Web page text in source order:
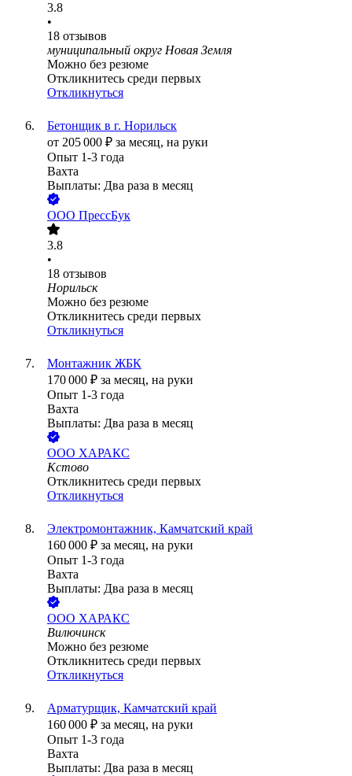
3.8
•
18 отзывов
муниципальный округ Новая Земля
Можно без резюме
Откликнитесь среди первых
Откликнуться
Бетонщик в г. Норильск
от 205 000 ₽ за месяц, на руки
Опыт 1-3 года
Вахта
Выплаты: Два раза в месяц
ООО ПрессБук
3.8
•
18 отзывов
Норильск
Можно без резюме
Откликнитесь среди первых
Откликнуться
Монтажник ЖБК
170 000 ₽ за месяц, на руки
Опыт 1-3 года
Вахта
Выплаты: Два раза в месяц
ООО ХАРАКС
Кстово
Откликнитесь среди первых
Откликнуться
Электромонтажник, Камчатский край
160 000 ₽ за месяц, на руки
Опыт 1-3 года
Вахта
Выплаты: Два раза в месяц
ООО ХАРАКС
Вилючинск
Можно без резюме
Откликнитесь среди первых
Откликнуться
Арматурщик, Камчатский край
160 000 ₽ за месяц, на руки
Опыт 1-3 года
Вахта
Выплаты: Два раза в месяц